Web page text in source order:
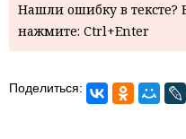
Нашли ошибку в
нажмите: Ctrl+Enter
Поделиться: